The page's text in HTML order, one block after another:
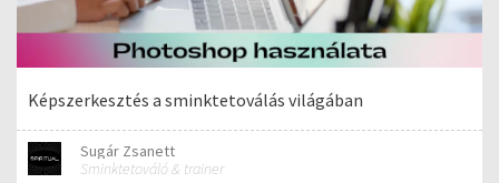
Képszerkesztés a sminktetoválás világában
Sugár Zsanett
Sminktetováló & trainer